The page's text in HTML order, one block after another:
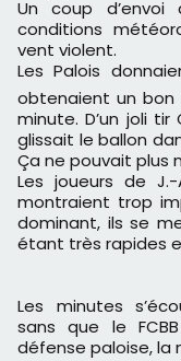
Un coup
conditions
vent violent.
Les Palois
obtenaient un
minute. D’un joli
glissait le ballon
Ça ne pouvait plus
Les joueurs de
montraient trop
dominant, ils se
étant très rapides
Les minutes
sans que le
défense paloise, la